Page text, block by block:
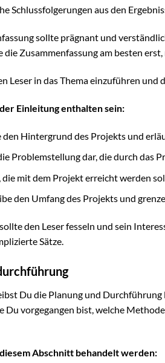
Schlussfolgerungen aus den
sollte prägnant und
Zusammenfassung am besten
Leser in das Thema einzuführen
Einleitung enthalten sein:
Hintergrund des Projekts und
Problemstellung dar, die durch das
mit dem Projekt erreicht werden
den Umfang des Projekts und
den Leser fesseln und sein
Sätze.
Du die Planung und
Du vorgegangen bist, welche
Abschnitt behandelt werden: